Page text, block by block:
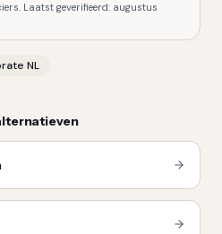
Laatst geverifieerd: augustus
NL